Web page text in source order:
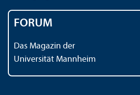
FORUM
Das Magazin der
Universität Mannheim